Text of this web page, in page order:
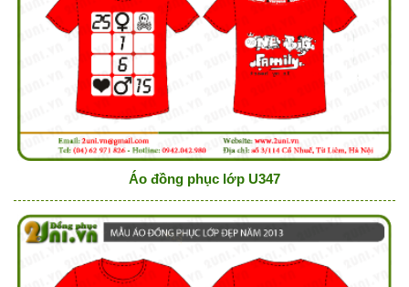
Áo đồng phục lớp U347